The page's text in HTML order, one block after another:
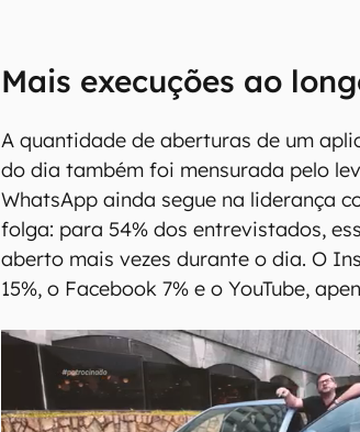
Mais execuções ao
A quantidade de aberturas de um
do dia também foi mensurada pelo
WhatsApp ainda segue na liderança
folga: para 54% dos entrevistados,
aberto mais vezes durante o dia. O
15%, o Facebook 7% e o YouTube,